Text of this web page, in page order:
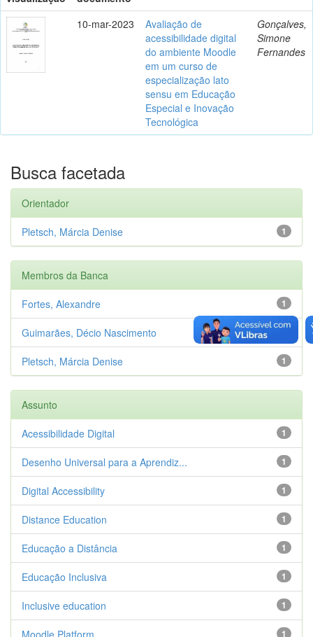
10-mar-2023
Avaliação de
acessibilidade digital
do ambiente Moodle
em um curso de
especialização lato
sensu em Educação
Especial e Inovação
Tecnológica
Gonçalves,
Simone
Fernandes
Busca facetada
Orientador
1
Pletsch, Márcia Denise
Membros da Banca
1
Fortes, Alexandre
1
Guimarães, Décio Nascimento
1
Pletsch, Márcia Denise
Assunto
1
Acessibilidade Digital
1
Desenho Universal para a Aprendiz...
1
Digital Accessibility
1
Distance Education
1
Educação a Distância
1
Educação Inclusiva
1
Inclusive education
1
Moodle Platform